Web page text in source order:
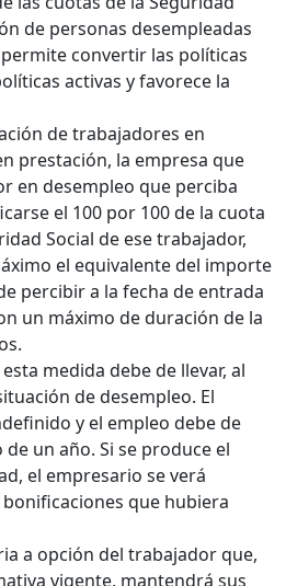
de personas desempleadas
convertir las políticas
activas y favorece la
de trabajadores en
prestación, la empresa que
en desempleo que perciba
el 100 por 100 de la cuota
Social de ese trabajador,
el equivalente del importe
percibir a la fecha de entrada
un máximo de duración de la
medida debe de llevar, al
de desempleo. El
y el empleo debe de
un año. Si se produce el
el empresario se verá
que hubiera
a opción del trabajador que,
vigente, mantendrá sus